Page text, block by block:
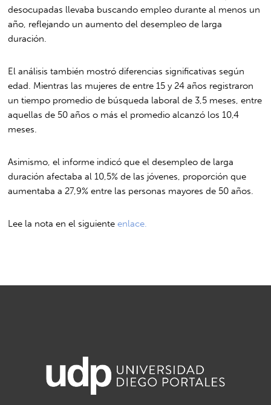
desocupadas llevaba buscando empleo durante al menos un
año, reflejando un aumento del desempleo de larga
duración.
El análisis también mostró diferencias significativas según
edad. Mientras las mujeres de entre 15 y 24 años registraron
un tiempo promedio de búsqueda laboral de 3,5 meses, entre
aquellas de 50 años o más el promedio alcanzó los 10,4
meses.
Asimismo, el informe indicó que el desempleo de larga
duración afectaba al 10,5% de las jóvenes, proporción que
aumentaba a 27,9% entre las personas mayores de 50 años.
Lee la nota en el siguienteenlace.